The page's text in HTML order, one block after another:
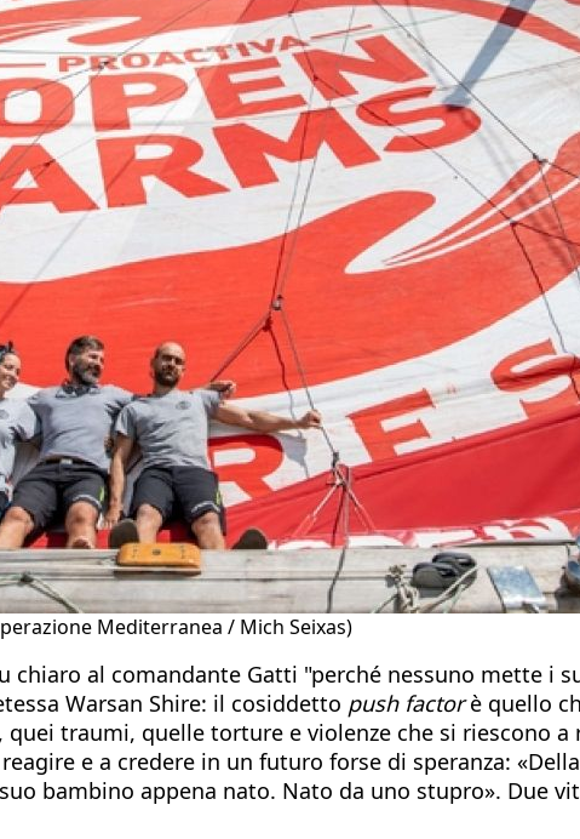
Mediterranea / Mich Seixas)
chiaro al comandante Gatti "perché nessuno mette i
Warsan Shire: il cosiddetto push factorè quello
traumi, quelle torture e violenze che si riescono
e a credere in un futuro forse di speranza:
bambino appena nato. Nato da uno stupro». Due